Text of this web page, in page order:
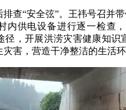
查“安全弦”。王祎号召并
内供电设备进行逐一检查
径，开展洪涝灾害健康知
害，营造干净整洁的生活环